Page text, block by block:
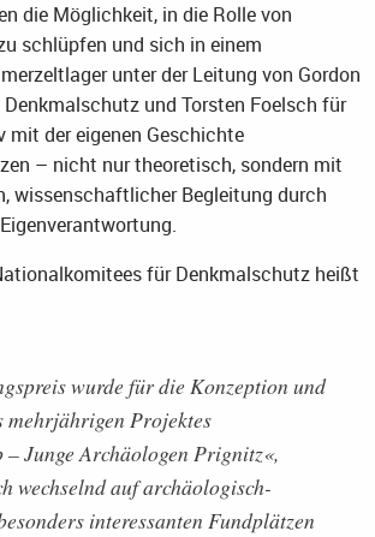
die Möglichkeit, in die Rolle von
schlüpfen und sich in einem
unter der Leitung von Gordon
und Torsten Foelsch für
mit der eigenen Geschichte
– nicht nur theoretisch, sondern mit
wissenschaftlicher Begleitung durch
für Denkmalschutz heißt
wurde für die Konzeption und
mehrjährigen Projektes
– Junge Archäologen Prignitz«,
wechselnd auf archäologisch-
interessanten Fundplätzen